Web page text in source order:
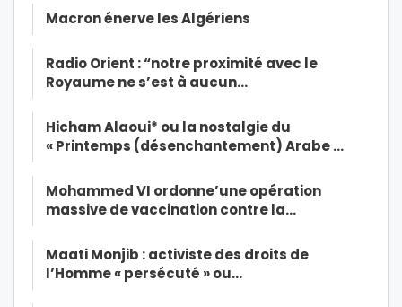
Macron énerve les Algériens
Radio Orient : “notre proximité avec le
Royaume ne s’est à aucun…
Hicham Alaoui* ou la nostalgie du
« Printemps (désenchantement) Arabe …
Mohammed VI ordonne’une opération
massive de vaccination contre la…
Maati Monjib : activiste des droits de
l’Homme « persécuté » ou…